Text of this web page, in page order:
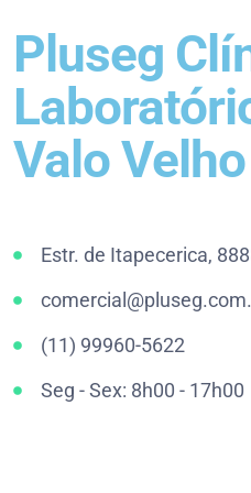
Pluseg
Valo Velho
Estr. de Itapecerica,
(11) 99960-5622
Seg - Sex: 8h00 - 17h00